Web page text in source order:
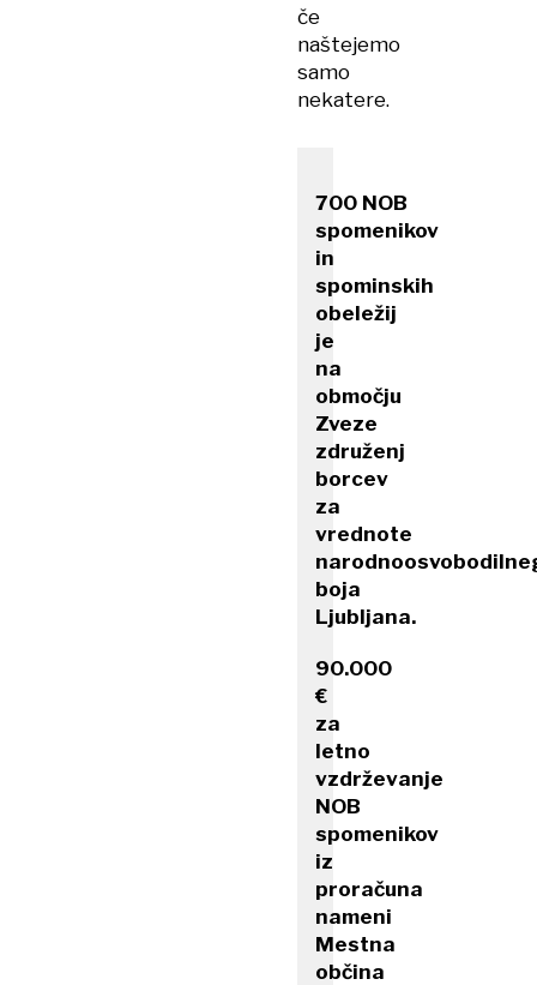
če
naštejemo
samo
nekatere.
700 NOB
spomenikov
in
spominskih
obeležij
je
na
območju
Zveze
združenj
borcev
za
vrednote
boja
Ljubljana.
90.000
€
za
letno
vzdrževanje
NOB
spomenikov
iz
proračuna
nameni
Mestna
občina